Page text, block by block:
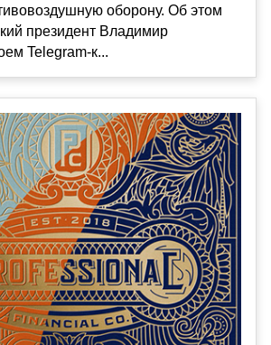
оборону. Об этом
президент Владимир
Telegram-к...